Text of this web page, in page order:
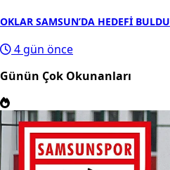
OKLAR SAMSUN’DA HEDEFİ BULDU
4 gün önce
Günün Çok Okunanları